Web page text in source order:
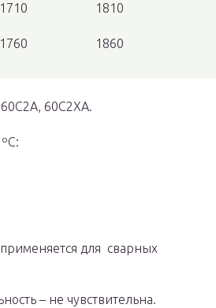
1710
1760
1810
1860
60С2ХА.
для сварных
– не чувствительна.